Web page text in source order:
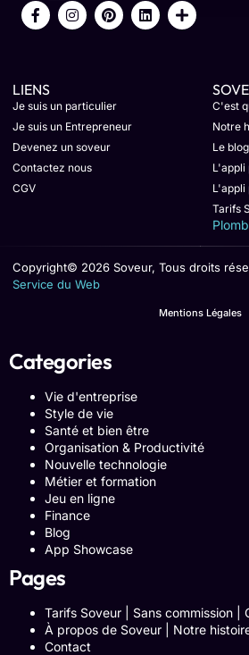
LIENS
Je suis un particulier
Je suis un Entrepreneur
Devenez un soveur
Contactez nous
CGV
C'est
Notre
Le blog
L'appli
L'appli
Tarifs
Copyright© 2026 Soveur, Tous droits
Service du Web
Mentions Légales
Categories
Vie d'entreprise
Style de vie
Santé et bien être
Organisation & Productivité
Nouvelle technologie
Métier et formation
Jeu en ligne
Finance
Blog
App Showcase
Pages
Tarifs Soveur | Sans commission |
À propos de Soveur | Notre
Contact